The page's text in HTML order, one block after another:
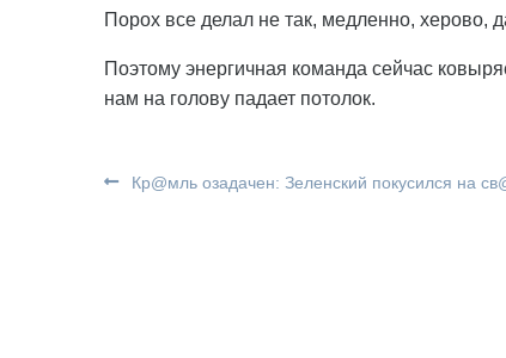
Порох все делал не так, медленно, херово,
Поэтому энергичная команда сейчас
нам на голову падает потолок.
Кр@мль озадачен: Зеленский покусился на